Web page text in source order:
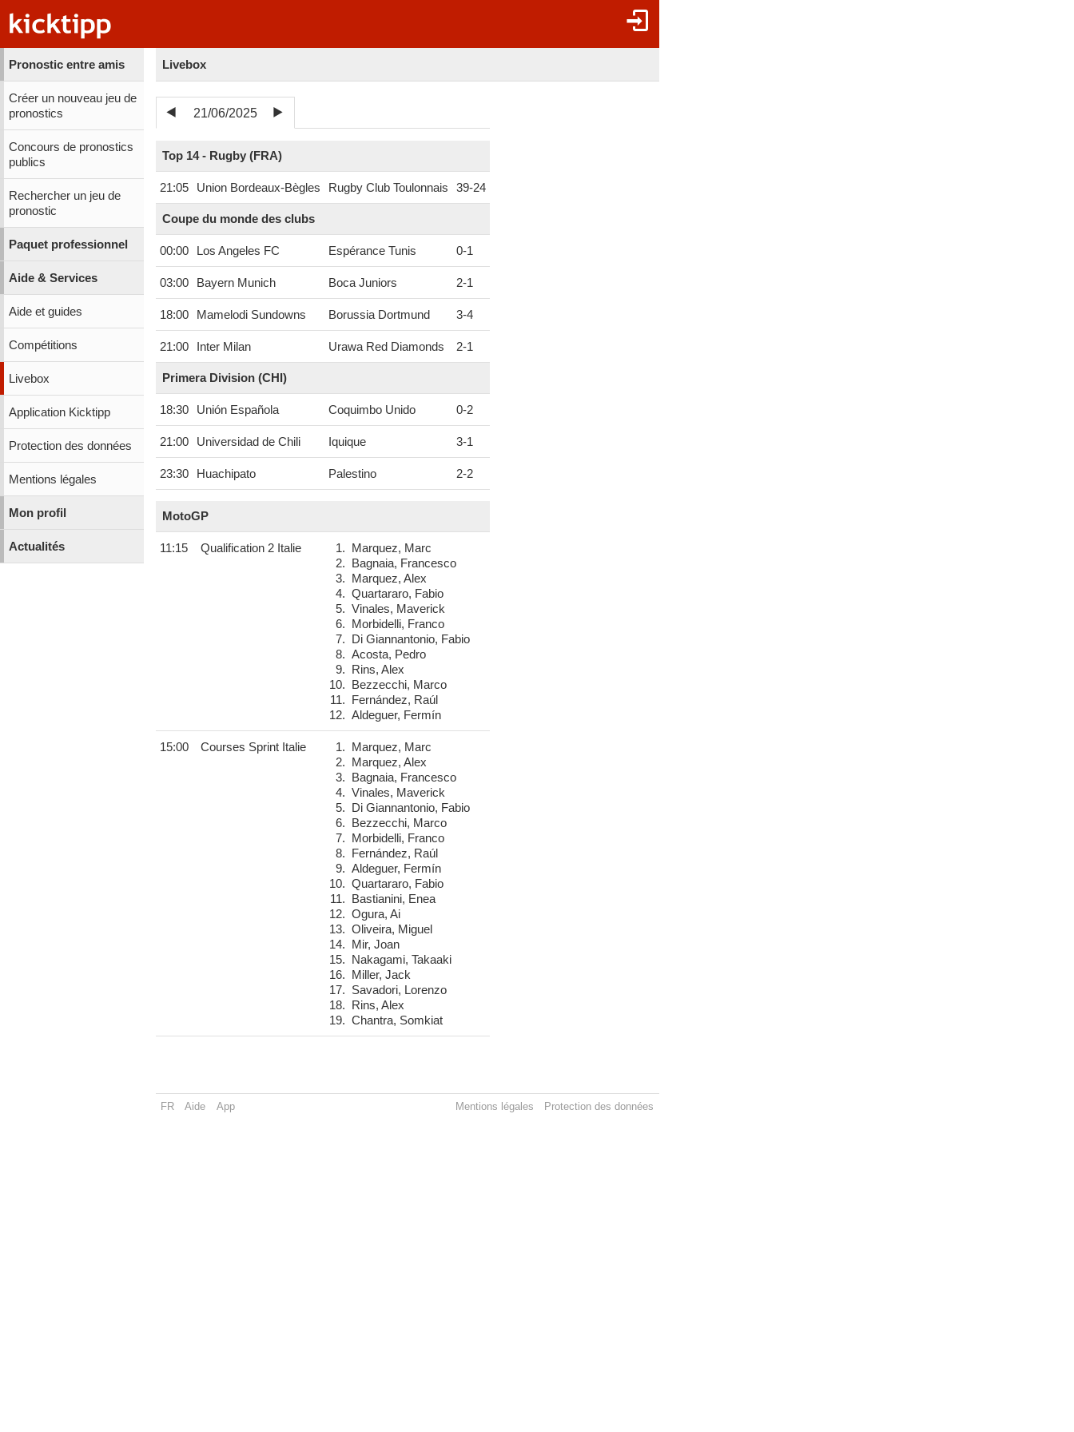
Pronostic entre amis
Créer un nouveau jeu de
pronostics
Concours de pronostics
publics
Rechercher un jeu de
pronostic
Paquet professionnel
Aide & Services
Aide et guides
Compétitions
Livebox
Application Kicktipp
Protection des données
Mentions légales
Mon profil
Actualités
Livebox
21/06/2025
Top 14 - Rugby (FRA)
21:05 Union Bordeaux-Bègles Rugby Club Toulonnais 39-24
Coupe du monde des clubs
00:00 Los Angeles FC Espérance Tunis 0-1
03:00 Bayern Munich Boca Juniors 2-1
18:00 Mamelodi Sundowns Borussia Dortmund 3-4
21:00 Inter Milan Urawa Red Diamonds 2-1
Primera Division (CHI)
18:30 Unión Española Coquimbo Unido 0-2
21:00 Universidad de Chili Iquique 3-1
23:30 Huachipato Palestino 2-2
MotoGP
11:15 Qualification 2 Italie 1.
Marquez, Marc
2.
Bagnaia, Francesco
3.
Marquez, Alex
4. Quartararo, Fabio
5. Vinales, Maverick
6.
Morbidelli, Franco
7.
Di Giannantonio, Fabio
8. Acosta, Pedro
9.
Rins, Alex
10.
Bezzecchi, Marco
11.
Fernández, Raúl
12. Aldeguer, Fermín
15:00 Courses Sprint Italie 1.
Marquez, Marc
2.
Marquez, Alex
3.
Bagnaia, Francesco
4. Vinales, Maverick
5.
Di Giannantonio, Fabio
6.
Bezzecchi, Marco
7.
Morbidelli, Franco
8.
Fernández, Raúl
9. Aldeguer, Fermín
10. Quartararo, Fabio
11.
Bastianini, Enea
12. Ogura, Ai
13. Oliveira, Miguel
14.
Mir, Joan
15.
Nakagami, Takaaki
16.
Miller, Jack
17.
Savadori, Lorenzo
18.
Rins, Alex
19. Chantra, Somkiat
FR Aide App Mentions légales Protection des données